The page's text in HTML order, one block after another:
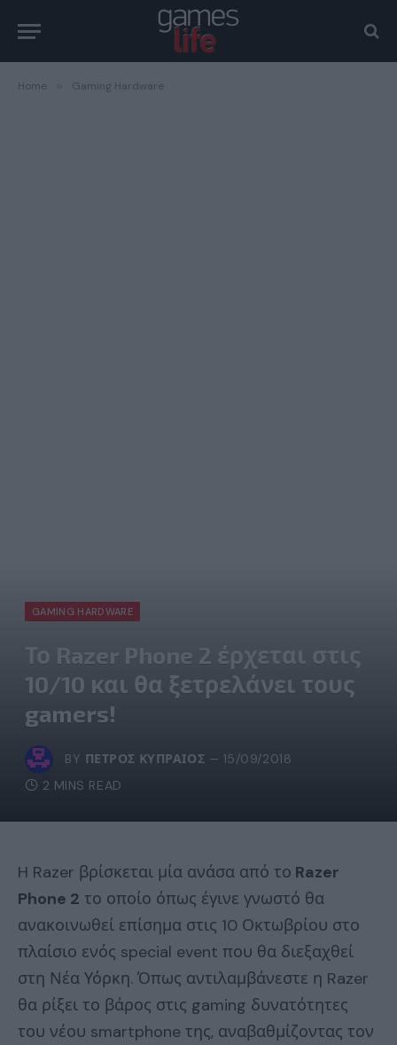
Home Gaming Hardware
GAMING HARDWARE
Το Razer Phone 2 έρχεται στις
10/10 και θα ξετρελάνει τους
gamers!
BY ΠΈΤΡΟΣ ΚΥΠΡΑΊΟΣ
15/09/2018
2 MINS READ
H Razer βρίσκεται μία ανάσα από το Razer
Phone 2 το οποίο όπως έγινε γνωστό θα
ανακοινωθεί επίσημα στις 10 Οκτωβρίου στο
πλαίσιο ενός special event που θα διεξαχθεί
στη Νέα Υόρκη. Όπως αντιλαμβάνεστε η Razer
θα ρίξει το βάρος στις gaming δυνατότητες
του νέου smartphone της, αναβαθμίζοντας τον